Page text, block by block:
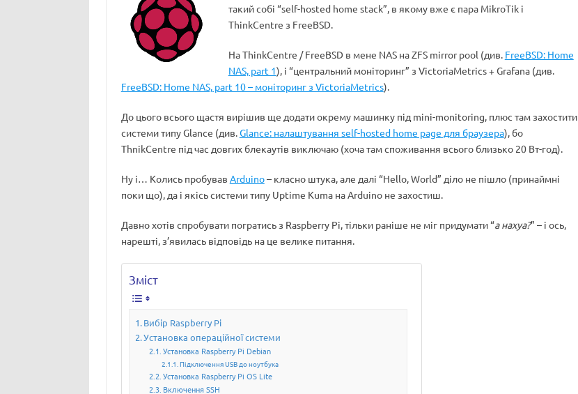
такий собі “self-hosted home stack”, в якому вже є пара MikroTik і
ThinkCentre з FreeBSD.
На ThinkCentre / FreeBSD в мене NAS на ZFS mirror pool (див. FreeBSD: Home
NAS, part 1), і “центральний моніторинг” з VictoriaMetrics + Grafana (див.
FreeBSD: Home NAS, part 10 – моніторинг з VictoriaMetrics).
До цього всього щастя вирішив ще додати окрему машинку під mini-monitoring, плюс там захостити
системи типу Glance (див.Glance: налаштування self-hosted home page для браузера), бо
ThnikCentre під час довгих блекаутів виключаю (хоча там споживання всього близько 20 Вт-год).
Ну і… Колись пробував Arduino– класно штука, але далі “Hello, World” діло не пішло (принаймні
поки що), да і якісь системи типу Uptime Kuma на Arduino не захостиш.
Давно хотів спробувати погратись з Raspberry Pi, тільки раніше не міг придумати “а нахуа?” – і ось,
нарешті, з’явилась відповідь на це велике питання.
Зміст
Вибір Raspberry Pi
Установка операційної системи
Установка Raspberry Pi Debian
Підключення USB до ноутбука
Установка Raspberry Pi OS Lite
Включення SSH